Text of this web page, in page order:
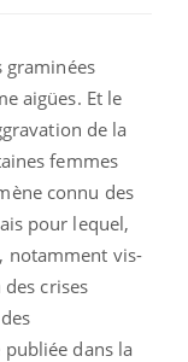
graminées
aigües. Et le
de la
femmes
connu des
pour lequel,
notamment vis-
crises
dans la